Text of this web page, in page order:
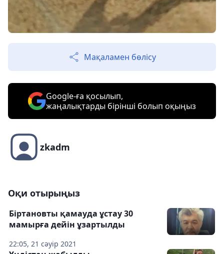
Мақаламен бөлісу
Google-ға қосылып,
жаңалықтарды бірінші болып оқыңыз
zkadm
Оқи отырыңыз
22:05, 21 сәуір 2021
Біртановты қамауда ұстау 30
мамырға дейін ұзартылды